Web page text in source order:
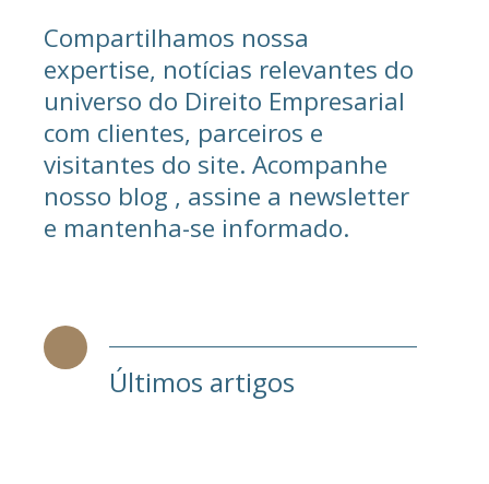
Compartilhamos nossa
expertise, notícias relevantes do
universo do Direito Empresarial
com clientes, parceiros e
visitantes do site. Acompanhe
nosso blog , assine a newsletter
e mantenha-se informado.
Últimos artigos